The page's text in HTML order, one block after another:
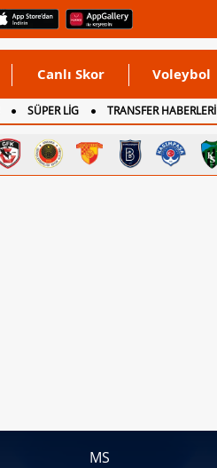
Canlı Skor Voleybol
SÜPER LİG TRANSFER HABERLERİ
MS